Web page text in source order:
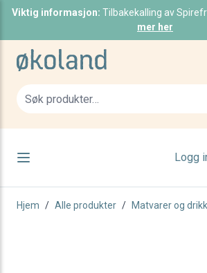
Viktig informasjon: Tilbakekalling av
mer her
Skip to Content
Logg
Hjem / Alle produkter / Matvarer og